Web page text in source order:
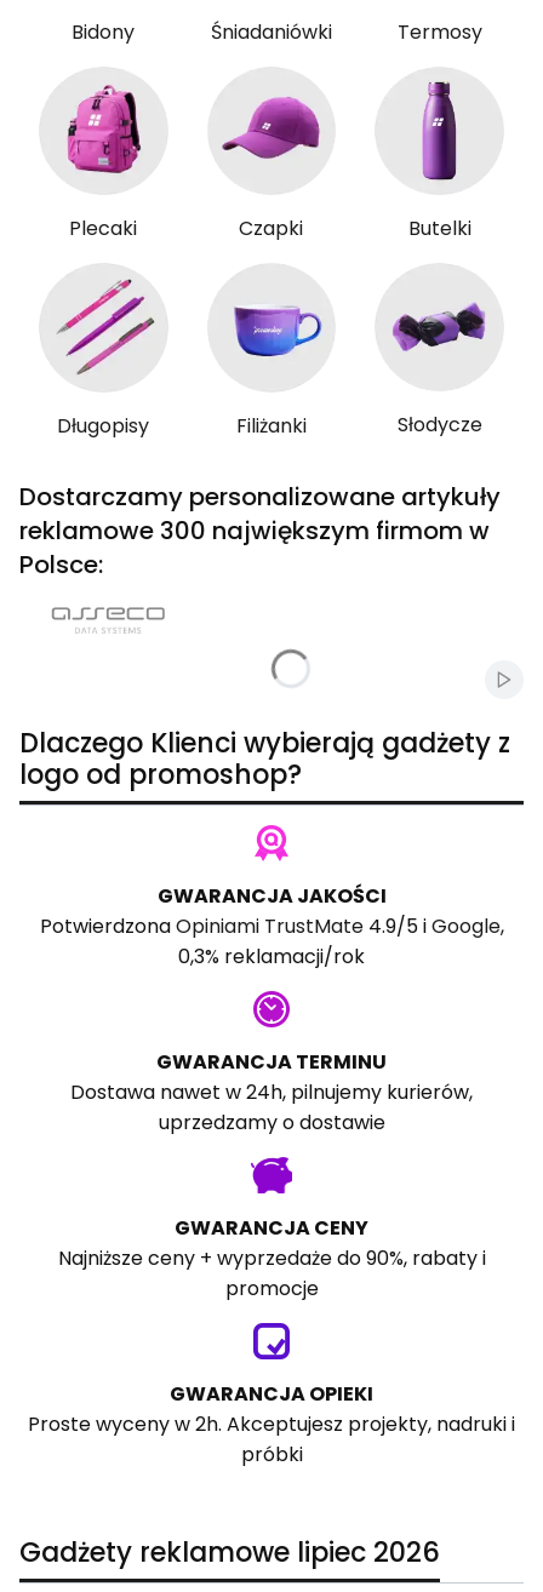
Bidony Śniadaniówki Termosy
Plecaki Czapki Butelki
Długopisy Filiżanki Słodycze
Dostarczamy personalizowane artykuły
reklamowe 300 największym firmom w
Polsce:
Dlaczego Klienci wybierają gadżety z
logo od promoshop?
GWARANCJA JAKOŚCI
PotwierdzonaOpiniami TrustMate4.9/5 iGoogle,
0,3% reklamacji/rok
GWARANCJA TERMINU
Dostawa nawet w 24h, pilnujemy kurierów,
uprzedzamy o dostawie
GWARANCJA CENY
Najniższe ceny + wyprzedaże do 90%, rabaty i
promocje
GWARANCJA OPIEKI
Proste wyceny w 2h. Akceptujesz projekty, nadruki i
próbki
Gadżety reklamowe lipiec 2026